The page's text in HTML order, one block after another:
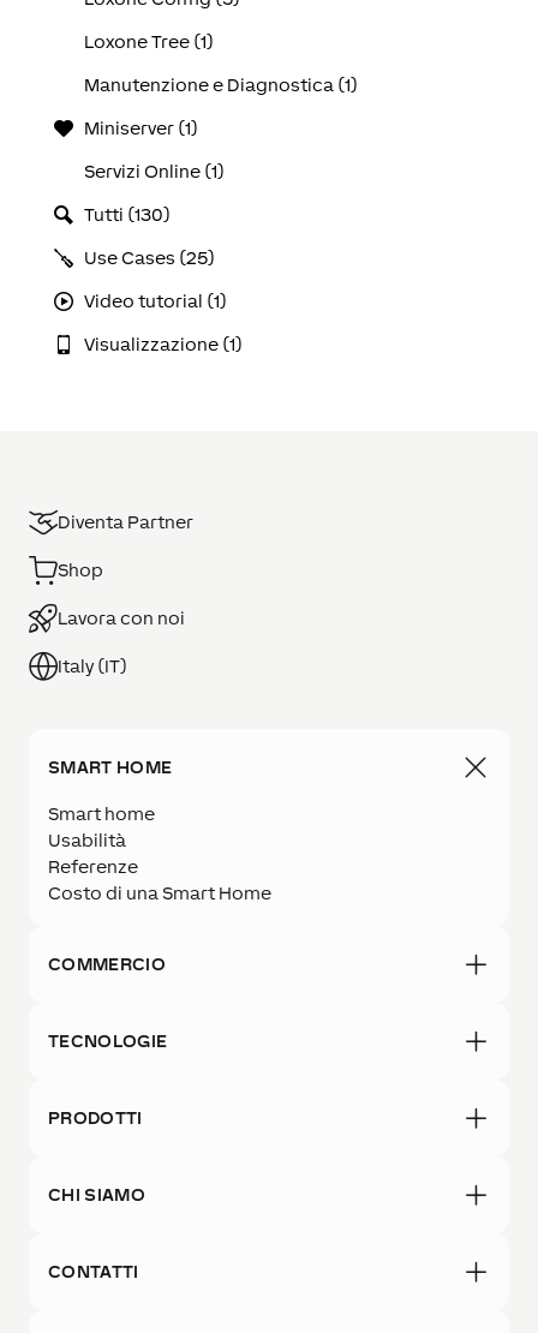
Loxone Tree (1)
Manutenzione e Diagnostica (1)
Miniserver (1)
Servizi Online (1)
Tutti (130)
Use Cases (25)
Video tutorial (1)
Visualizzazione (1)
Diventa Partner
Shop
Lavora con noi
Italy (IT)
SMART HOME
Smart home
Usabilità
Referenze
Costo di una Smart Home
COMMERCIO
TECNOLOGIE
PRODOTTI
CHI SIAMO
CONTATTI